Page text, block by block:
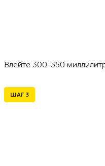
Влейте 300-350
ШАГ 3